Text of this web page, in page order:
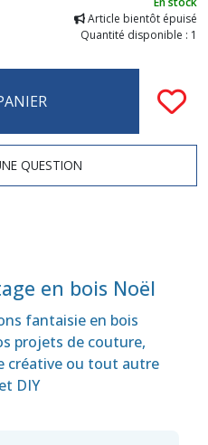
Article bientôt épuisé
Quantité disponible : 1
QUESTION
en bois Noël
fantaisie en bois
projets de couture,
créative ou tout autre
DIY